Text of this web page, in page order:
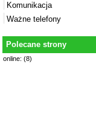
Komunikacja
Ważne telefony
Polecane strony
online: (8)